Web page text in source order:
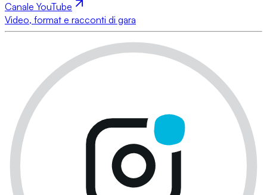
Canale YouTube
Video, format e racconti di gara